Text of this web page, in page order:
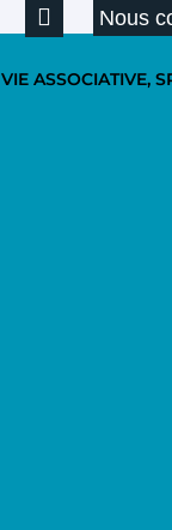
Nous
VIE ASSOCIATIVE,